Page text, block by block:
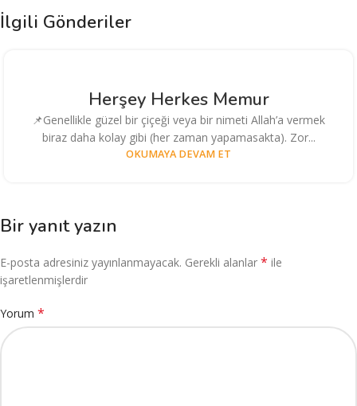
İlgili Gönderiler
Herşey Herkes Memur
📌Genellikle güzel bir çiçeği veya bir nimeti Allah’a vermek
biraz daha kolay gibi (her zaman yapamasakta). Zor...
OKUMAYA DEVAM ET
Bir yanıt yazın
E-posta adresiniz yayınlanmayacak. Gerekli alanlar * ile
işaretlenmişlerdir
Yorum *